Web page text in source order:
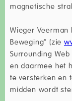
magnetische
Wieger
Beweging” (zie
Surrounding
en daarmee het
te versterken en
midden wordt